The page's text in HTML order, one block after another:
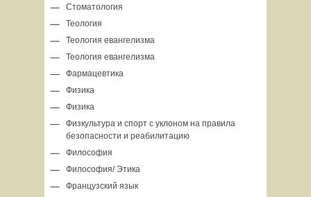
Стоматология
Теология
Теология евангелизма
Теология евангелизма
Фармацевтика
Физика
Физика
Физкультура и спорт с уклоном на правила
безопасности и реабилитацию
Философия
Философия/ Этика
Французский язык